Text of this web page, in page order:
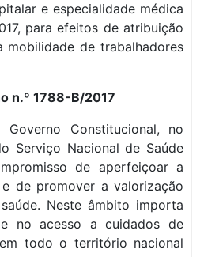
e especialidade médica
para efeitos de atribuição
mobilidade de trabalhadores
n.º 1788-B/2017
Constitucional, no
Serviço Nacional de Saúde
de aperfeiçoar a
de promover a valorização
Neste âmbito importa
no acesso a cuidados de
todo o território nacional